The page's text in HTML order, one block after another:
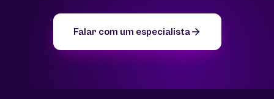
Falar com um especialista